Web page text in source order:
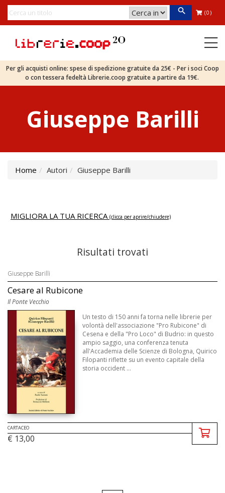
(0)
Per gli acquisti online: spese di spedizione gratuite da 25€ - Per i soci Coop
o con tessera fedeltà Librerie.coop gratuite a partire da 19€.
Giuseppe Barilli
Home Autori Giuseppe Barilli
MIGLIORA LA TUA RICERCA (clicca per aprire/chiudere)
Risultati trovati
Giuseppe Barilli
Cesare al Rubicone
Il Ponte Vecchio
Un testo di 150 anni fa torna nelle librerie per
volontà dell'associazione "Pro Rubicone" di
Cesena e della "Pro Loco" di Budrio: in questo
ampio saggio, una conferenza tenuta
all'Accademia delle Scienze di Bologna, Quirico
Filopanti riflette su un evento capitale della
storia occident ...
CARTACEO
€ 13,00